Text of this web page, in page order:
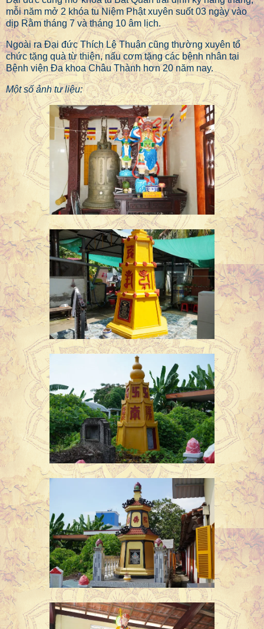
mỗi năm mở 2 khóa tu Niệm Phật xuyên suốt 03 ngày vào
dịp Rằm tháng 7 và tháng 10 âm lịch.
Ngoài ra Đại đức Thích Lệ Thuận cũng thường xuyên tổ
chức tặng quà từ thiện, nấu cơm tặng các bệnh nhân tại
Bệnh viện Đa khoa Châu Thành hơn 20 năm nay.
Một số ảnh tư liệu: